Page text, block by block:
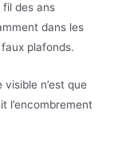
des ans
dans les
plafonds.
n’est que
l’encombrement